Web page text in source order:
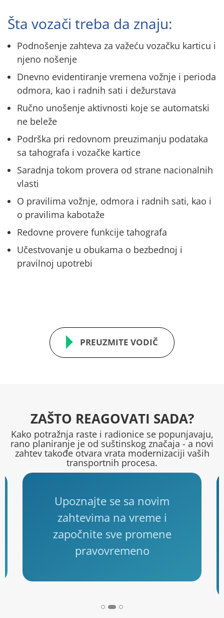
Šta vozači treba da znaju:
Podnošenje zahteva za važeću vozačku karticu i
njeno nošenje
Dnevno evidentiranje vremena vožnje i perioda
odmora, kao i radnih sati i dežurstava
Ručno unošenje aktivnosti koje se automatski
ne beleže
Podrška pri redovnom preuzimanju podataka
sa tahografa i vozačke kartice
Saradnja tokom provera od strane nacionalnih
vlasti
O pravilima vožnje, odmora i radnih sati, kao i
o pravilima kabotaže
Redovne provere funkcije tahografa
Učestvovanje u obukama o bezbednoj i
pravilnoj upotrebi
PREUZMITE VODIČ
ZAŠTO REAGOVATI SADA?
Kako potražnja raste i radionice se popunjavaju,
rano planiranje je od suštinskog značaja - a novi
zahtev takođe otvara vrata modernizaciji vaših
transportnih procesa.
Upoznajte se sa novim
zahtevima na vreme i
započnite sve promene
pravovremeno